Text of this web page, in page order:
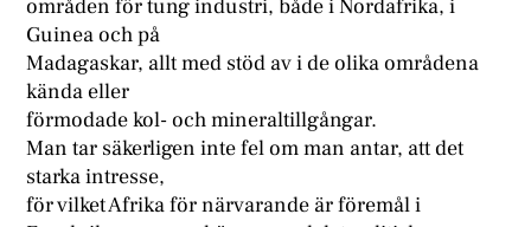
områden för tung industri, både i Nordafrika, i
Guinea och på
Madagaskar, allt med stöd av i de olika områdena
kända eller
förmodade kol- och mineraltillgångar.
Man tar säkerligen inte fel om man antar, att det
starka intresse,
för vilket Afrika för närvarande är föremål i